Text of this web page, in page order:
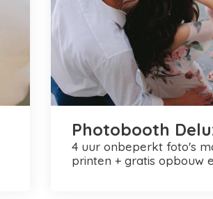
Photobooth
4 uur onbeperkt foto's maken en
printen + gratis opbouw